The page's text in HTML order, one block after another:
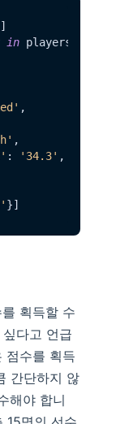
in players
,
,
: '34.3' ,
획득할 수
다고 언급
점수를 획득
간단하지 않
해야 합니